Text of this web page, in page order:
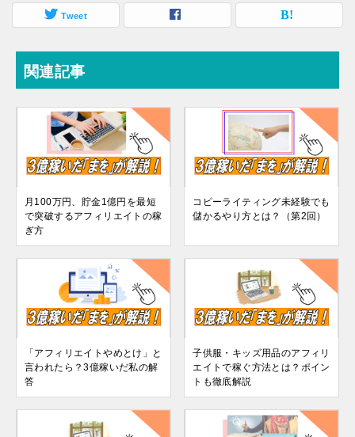
Tweet
関連記事
月100万円、貯金1億円を最短
で突破するアフィリエイトの稼
ぎ方
コピーライティング未経験でも
儲かるやり方とは？（第2回）
「アフィリエイトやめとけ」と
言われたら？3億稼いだ私の解
答
子供服・キッズ用品のアフィリ
エイトで稼ぐ方法とは？ポイン
トも徹底解説